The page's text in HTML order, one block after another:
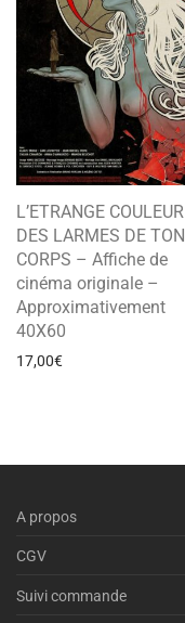
L’ETRANGE COULEUR
DES LARMES DE TON
CORPS – Affiche de
cinéma originale –
Approximativement
40X60
17,00€
A propos
CGV
Suivi commande